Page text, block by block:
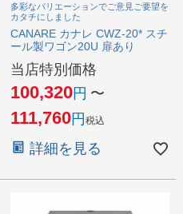
多彩なバリエーションでご意見ご要望を
カタチにしました
CANARE カナレ CWZ-20* スチ
ール製ワゴン20U 扉あり
当店特別価格
100,320 〜
111,760 税込
詳細を見る